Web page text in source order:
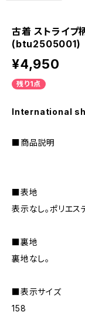
古着 ストライプ
(btu2505001)
¥4,950
残り1点
International
■商品説明
■表地
表示なし。ポリエス
■裏地
裏地なし。
■表示サイズ
158